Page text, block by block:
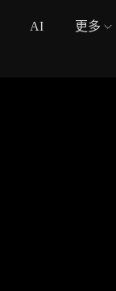
AI 更多